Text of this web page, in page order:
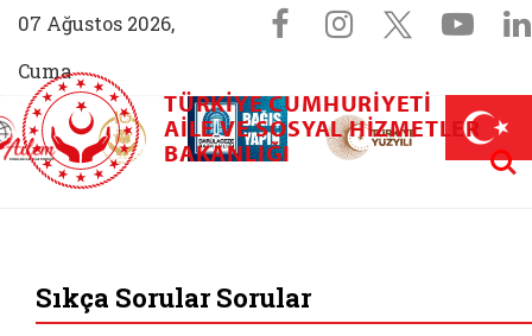
07 Ağustos 2026,
Cuma
Sosyal
Facebook
Instagram
X
Aile (yeni sekmede açılır)
AİLEM İletişim Merkezi (yeni sekmede açılır)
Aile ve Nüfus On Yılı (yeni sekmede açılır)
Darülaceze bağış sayfası (yeni
TÜRKIYE CUMHURIYETI
AILE VE SOSYAL HIZMETLER
BAKANLIĞI
Sıkça Sorular Sorular